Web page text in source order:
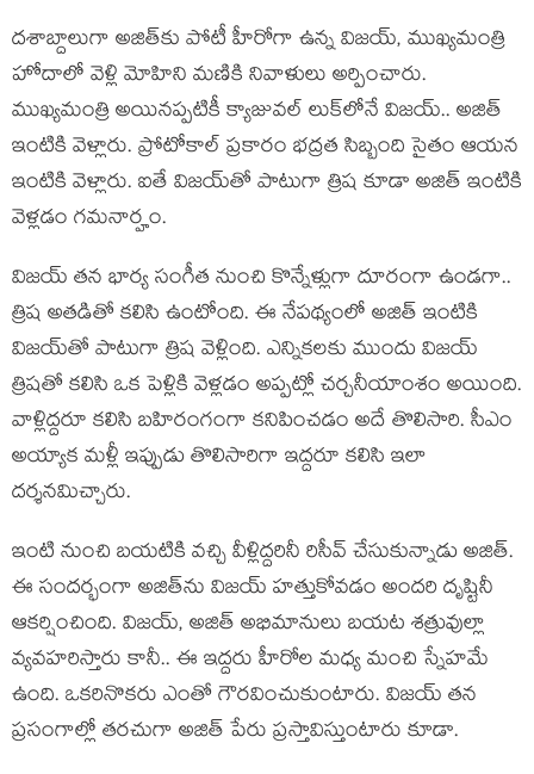
దశాబ్దాలుగా అజిత్‌కు పోటీ హీరోగా ఉన్న విజయ్, ముఖ్యమంత్రి
హోదాలో వెళ్లి మోహిని మణికి నివాళులు అర్పించారు.
ముఖ్యమంత్రి అయినప్పటికీ క్యాజువల్ లుక్‌లోనే విజయ్.. అజిత్
ఇంటికి వెళ్లారు. ప్రోటోకాల్ ప్రకారం భద్రత సిబ్బంది సైతం ఆయన
ఇంటికి వెళ్లారు. ఐతే విజయ్‌తో పాటుగా త్రిష కూడా అజిత్ ఇంటికి
వెళ్లడం గమనార్హం.
విజయ్ తన భార్య సంగీత నుంచి కొన్నేళ్లుగా దూరంగా ఉండగా..
త్రిష అతడితో కలిసి ఉంటోంది. ఈ నేపథ్యంలో అజిత్ ఇంటికి
విజయ్‌తో పాటుగా త్రిష వెళ్లింది. ఎన్నికలకు ముందు విజయ్
త్రిషతో కలిసి ఒక పెళ్లికి వెళ్లడం అప్పట్లో చర్చనీయాంశం అయింది.
వాళ్లిద్దరూ కలిసి బహిరంగంగా కనిపించడం అదే తొలిసారి. సీఎం
అయ్యాక మళ్లీ ఇప్పుడు తొలిసారిగా ఇద్దరూ కలిసి ఇలా
దర్శనమిచ్చారు.
ఇంటి నుంచి బయటికి వచ్చి వీళ్లిద్దరినీ రిసీవ్ చేసుకున్నాడు అజిత్.
ఈ సందర్భంగా అజిత్‌ను విజయ్ హత్తుకోవడం అందరి దృష్టినీ
ఆకర్షించింది. విజయ్, అజిత్ అభిమానులు బయట శత్రువుల్లా
వ్యవహరిస్తారు కానీ.. ఈ ఇద్దరు హీరోల మధ్య మంచి స్నేహమే
ఉంది. ఒకరినొకరు ఎంతో గౌరవించుకుంటారు. విజయ్ తన
ప్రసంగాల్లో తరచుగా అజిత్ పేరు ప్రస్తావిస్తుంటారు కూడా.